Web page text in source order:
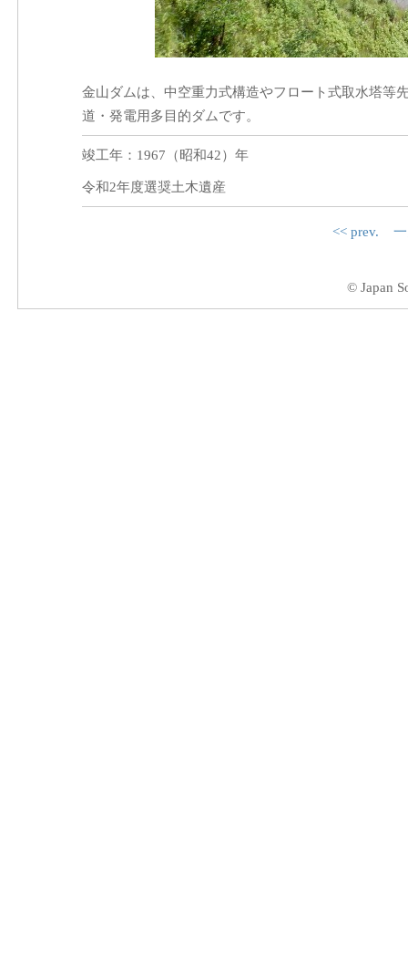
金山ダムは、中空重力式構造やフロート式取水塔等
道・発電用多目的ダムです。
竣工年：1967（昭和42）年
令和2年度選奨土木遺産
<< prev.
© Japan